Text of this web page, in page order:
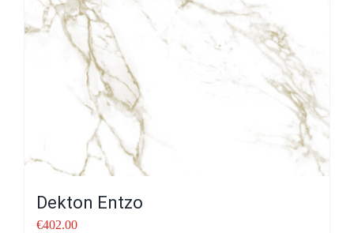
Dekton Entzo
€402.00